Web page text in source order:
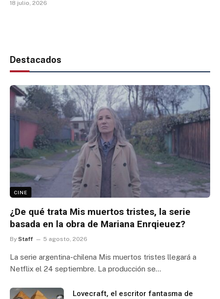
18 julio, 2026
Destacados
CINE
¿De qué trata Mis muertos tristes, la serie
basada en la obra de Mariana Enrqieuez?
By Staff 5 agosto, 2026
La serie argentina-chilena Mis muertos tristes llegará a
Netflix el 24 septiembre. La producción se…
Lovecraft, el escritor fantasma de